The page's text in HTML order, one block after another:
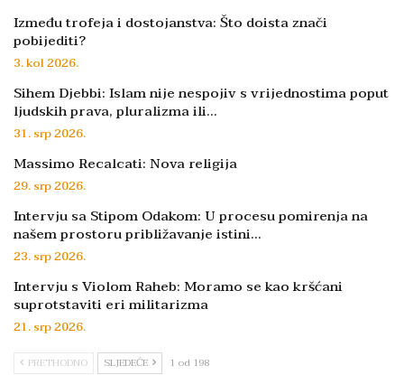
Između trofeja i dostojanstva: Što doista znači
pobijediti?
3. kol 2026.
Sihem Djebbi: Islam nije nespojiv s vrijednostima poput
ljudskih prava, pluralizma ili…
31. srp 2026.
Massimo Recalcati: Nova religija
29. srp 2026.
Intervju sa Stipom Odakom: U procesu pomirenja na
našem prostoru približavanje istini…
23. srp 2026.
Intervju s Violom Raheb: Moramo se kao kršćani
suprotstaviti eri militarizma
21. srp 2026.
PRETHODNO SLJEDEĆE 1 od 198